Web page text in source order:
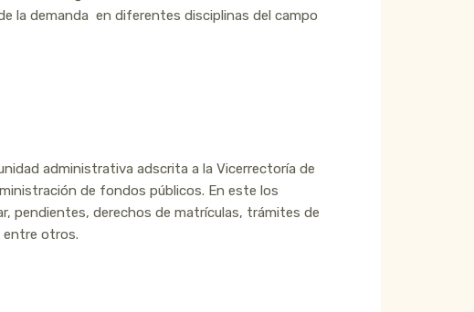
la demanda en diferentes disciplinas del campo
administrativa adscrita a la Vicerrectoría de
de fondos públicos. En este los
pendientes, derechos de matrículas, trámites de
entre otros.